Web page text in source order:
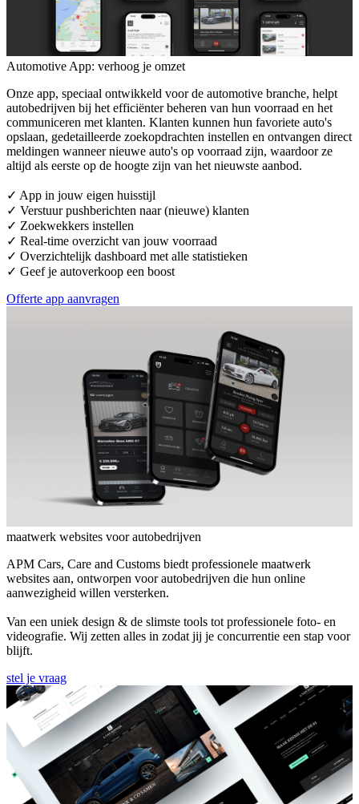
Automotive App: verhoog je omzet
Onze app, speciaal ontwikkeld voor de automotive branche, helpt
autobedrijven bij het efficiënter beheren van hun voorraad en het
communiceren met klanten. Klanten kunnen hun favoriete auto's
opslaan, gedetailleerde zoekopdrachten instellen en ontvangen direct
meldingen wanneer nieuwe auto's op voorraad zijn, waardoor ze
altijd als eerste op de hoogte zijn van het nieuwste aanbod.
✓ App in jouw eigen huisstijl
✓ Verstuur pushberichten naar (nieuwe) klanten
✓ Zoekwekkers instellen
✓ Real-time overzicht van jouw voorraad
✓ Overzichtelijk dashboard met alle statistieken
✓ Geef je autoverkoop een boost
Offerte app aanvragen
maatwerk websites voor autobedrijven
APM Cars, Care and Customs biedt professionele maatwerk
websites aan, ontworpen voor autobedrijven die hun online
aanwezigheid willen versterken.
Van een uniek design & de slimste tools tot professionele foto- en
videografie. Wij zetten alles in zodat jij je concurrentie een stap voor
blijft.
stel je vraag